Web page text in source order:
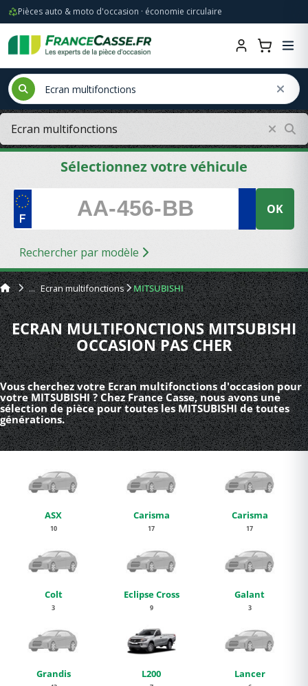
Pièces auto & moto d'occasion · économie circulaire
Sélectionnez votre véhicule
OK
Rechercher par modèle
Ecran multifonctions MITSUBISHI
ECRAN MULTIFONCTIONS MITSUBISHI
OCCASION PAS CHER
Vous cherchez votre Ecran multifonctions d'occasion pour
votre MITSUBISHI ? Chez France Casse, nous avons une
sélection de pièce pour toutes les MITSUBISHI de toutes
générations.
ASX
10
Carisma
17
Carisma
17
Colt
3
Eclipse Cross
9
Galant
3
Grandis L200 Lancer